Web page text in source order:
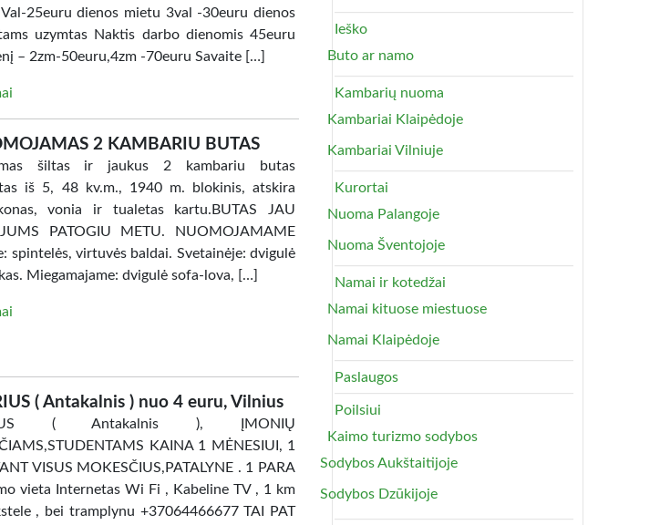
25euru dienos mietu 3val -30euru dienos
uzymtas Naktis darbo dienomis 45euru
– 2zm-50euru,4zm -70euru Savaite […]
2 KAMBARIU BUTAS
šiltas ir jaukus 2 kambariu butas
iš 5, 48 kv.m., 1940 m. blokinis, atskira
vonia ir tualetas kartu.BUTAS JAU
PATOGIU METU. NUOMOJAMAME
spintelės, virtuvės baldai. Svetainėje: dvigulė
Miegamajame: dvigulė sofa-lova, […]
( Antakalnis ) nuo 4 euru, Vilnius
( Antakalnis ), ĮMONIŲ
KAINA 1 MĖNESIUI, 1
VISUS MOKESČIUS,PATALYNE . 1 PARA
vieta Internetas Wi Fi , Kabeline TV , 1 km
, bei tramplynu +37064466677 TAI PAT
Ieško
Buto ar namo
Kambarių nuoma
Kambariai Klaipėdoje
Kambariai Vilniuje
Kurortai
Nuoma Palangoje
Nuoma Šventojoje
Namai ir kotedžai
Namai kituose miestuose
Namai Klaipėdoje
Paslaugos
Poilsiui
Kaimo turizmo sodybos
Sodybos Aukštaitijoje
Sodybos Dzūkijoje